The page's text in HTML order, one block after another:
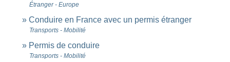
Étranger - Europe
Conduire en France avec un permis étranger
Transports - Mobilité
Permis de conduire
Transports - Mobilité